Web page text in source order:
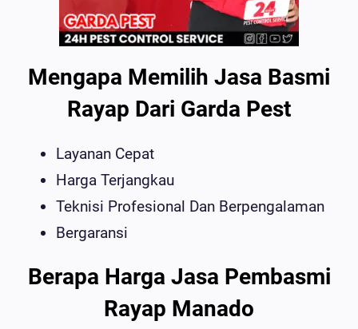
Mengapa Memilih Jasa Basmi
Rayap Dari Garda Pest
Layanan Cepat
Harga Terjangkau
Teknisi Profesional Dan Berpengalaman
Bergaransi
Berapa Harga Jasa Pembasmi
Rayap Manado